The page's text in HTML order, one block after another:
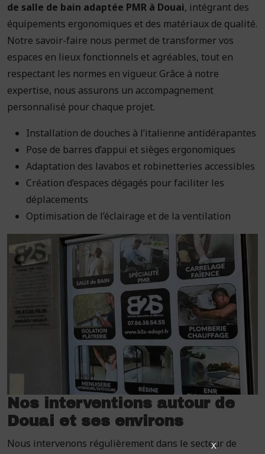
de salle de bain adaptée PMR à Douai, intégrant des
équipements ergonomiques et des matériaux de qualité.
Notre savoir-faire nous permet de transformer vos
espaces en lieux fonctionnels et agréables, tout en
respectant les normes en vigueur. Grâce à notre
expertise, nous assurons un accompagnement
personnalisé pour chaque projet.
Installation de douches à l’italienne antidérapantes
Pose de barres d’appui et sièges ergonomiques
Adaptation des lavabos et robinetteries accessibles
Création d’espaces dégagés pour faciliter les
déplacements
Optimisation de l’éclairage et de la ventilation
Nos interventions autour de
Douai et ses environs
Nous intervenons régulièrement dans le secteur de
X